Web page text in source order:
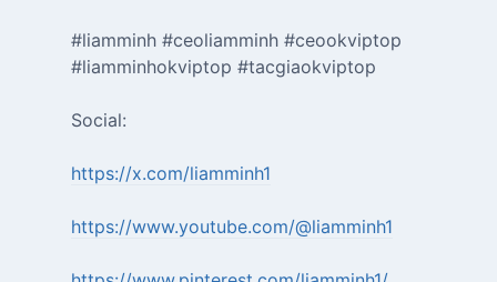
#liamminh #ceoliamminh #ceookviptop
#liamminhokviptop #tacgiaokviptop
Social:
https://x.com/liamminh1
https://www.youtube.com/@liamminh1